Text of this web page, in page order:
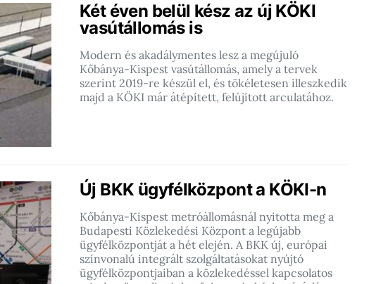
Két éven belül kész az új KÖKI
vasútállomás is
Modern és akadálymentes lesz a megújuló
Kőbánya-Kispest vasútállomás, amely a tervek
szerint 2019-re készül el, és tökéletesen illeszkedik
majd a KÖKI már átépített, felújított arculatához.
Új BKK ügyfélközpont a KÖKI-n
Kőbánya-Kispest metróállomásnál nyitotta meg a
Budapesti Közlekedési Központ a legújabb
ügyfélközpontját a hét elején. A BKK új, európai
színvonalú integrált szolgáltatásokat nyújtó
ügyfélközpontjaiban a közlekedéssel kapcsolatos